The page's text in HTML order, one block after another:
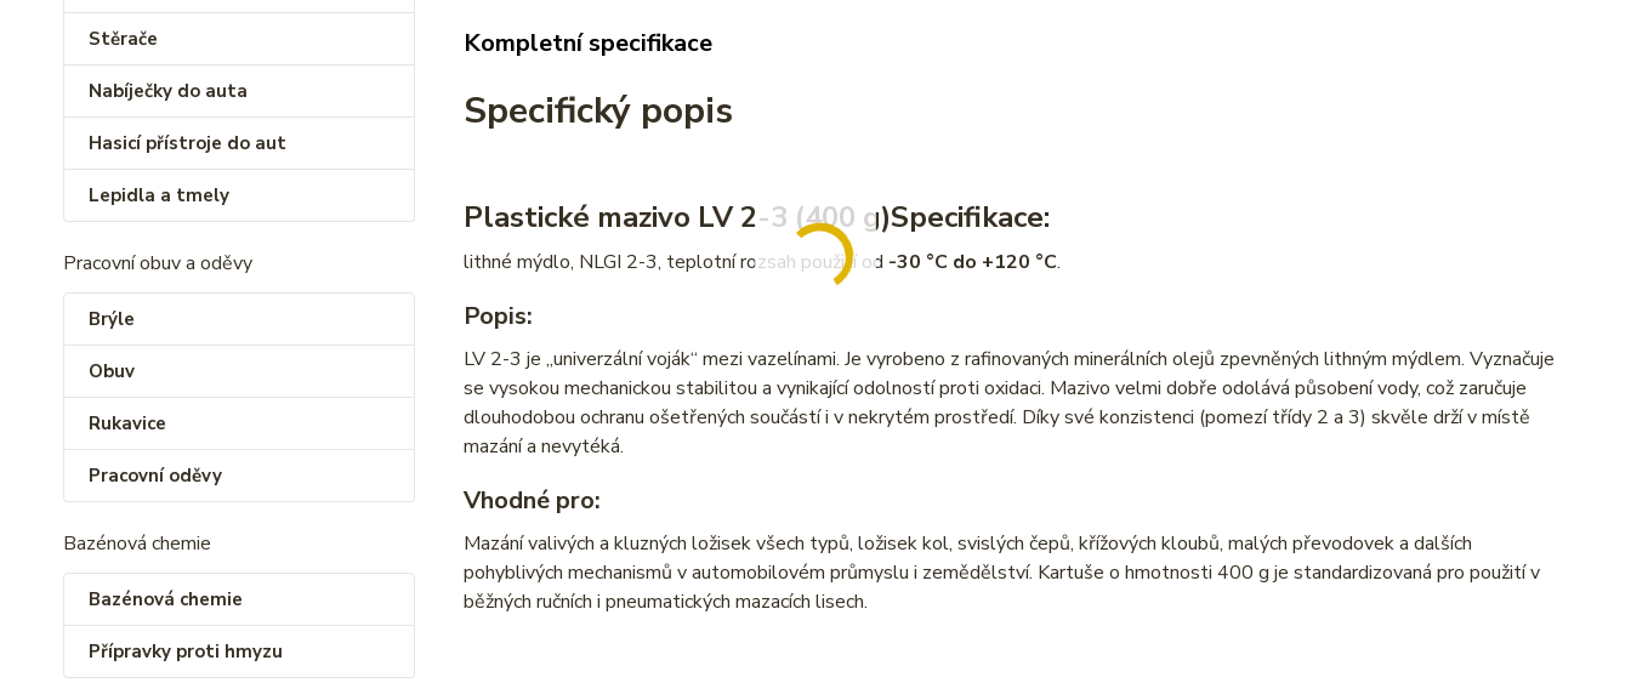
Stěrače
Nabíječky do auta
Hasicí přístroje do aut
Lepidla a tmely
Pracovní obuv a oděvy
Brýle
Obuv
Rukavice
Pracovní oděvy
Bazénová chemie
Bazénová chemie
Přípravky proti hmyzu
Kompletní specifikace
Specifický popis
Plastické mazivo LV 2-3 (400 g)Specifikace:
lithné mýdlo, NLGI 2-3, teplotní rozsah použití od -30 °C do +120 °C.
Popis:
LV 2-3 je „univerzální voják“ mezi vazelínami. Je vyrobeno z rafinovaných minerálních olejů zpevněných lithným mýdlem. Vyznačuje
se vysokou mechanickou stabilitou a vynikající odolností proti oxidaci. Mazivo velmi dobře odolává působení vody, což zaručuje
dlouhodobou ochranu ošetřených součástí i v nekrytém prostředí. Díky své konzistenci (pomezí třídy 2 a 3) skvěle drží v místě
mazání a nevytéká.
Vhodné pro:
Mazání valivých a kluzných ložisek všech typů, ložisek kol, svislých čepů, křížových kloubů, malých převodovek a dalších
pohyblivých mechanismů v automobilovém průmyslu i zemědělství. Kartuše o hmotnosti 400 g je standardizovaná pro použití v
běžných ručních i pneumatických mazacích lisech.